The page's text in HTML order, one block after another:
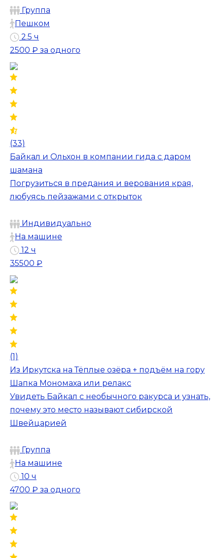
Группа
Пешком
2.5 ч
2500 ₽ за одного
(33)
Байкал и Ольхон в компании гида с даром
шамана
Погрузиться в предания и верования края,
любуясь пейзажами с открыток
Индивидуально
На машине
12 ч
35500 ₽
(1)
Из Иркутска на Тёплые озёра + подъём на гору
Шапка Мономаха или релакс
Увидеть Байкал с необычного ракурса и узнать,
почему это место называют сибирской
Швейцарией
Группа
На машине
10 ч
4700 ₽ за одного